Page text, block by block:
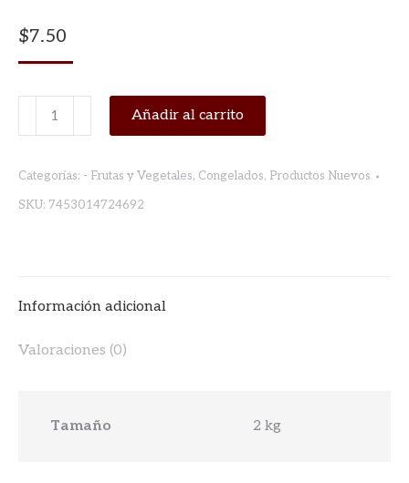
$7.50
FRESAS
CONGELADAS
2kg.
cantidad
Añadir al carrito
Categorías: - Frutas y Vegetales, Congelados, Productos Nuevos
SKU: 7453014724692
Información adicional
Valoraciones (0)
Tamaño 2 kg